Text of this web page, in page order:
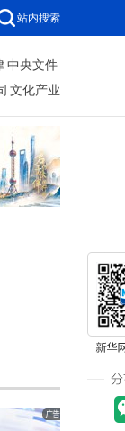
站内搜索
中央文件
文化产业